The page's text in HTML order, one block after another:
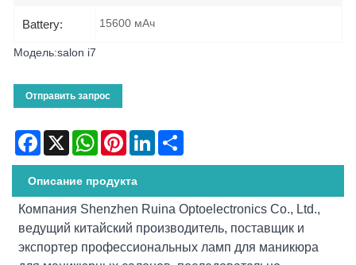
Battery: 15600 мАч
Модель:salon i7
Отправить запрос
Facebook
X WhatsAppPinterestLinkedIn
Описание продукта
Компания Shenzhen Ruina Optoelectronics Co., Ltd.,
ведущий китайский производитель, поставщик и
экспортер профессиональных ламп для маникюра